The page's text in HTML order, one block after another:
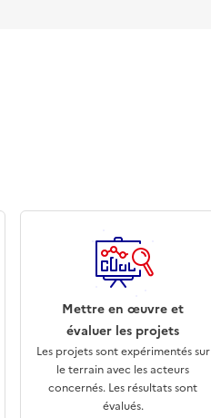
Mettre en œuvre et
évaluer les projets
Les projets sont expérimentés sur
le terrain avec les acteurs
concernés. Les résultats sont
évalués.